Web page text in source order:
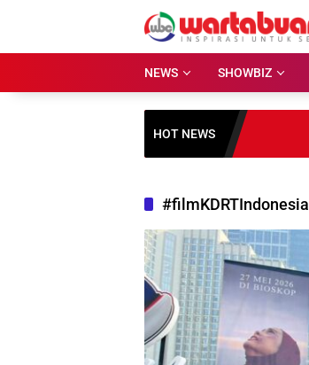
NEWS
SHOWBIZ
HOT NEWS
#filmKDRTIndonesia